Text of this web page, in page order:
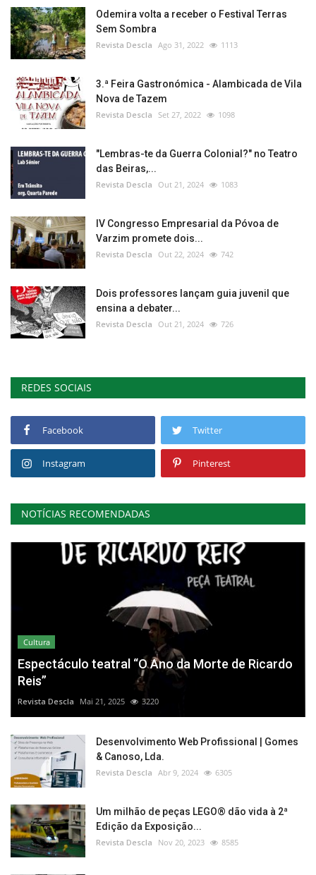
Odemira volta a receber o Festival Terras
Sem Sombra
Revista Descla Ago 31, 2022 1113
3.ª Feira Gastronómica - Alambicada de Vila
Nova de Tazem
Revista Descla Set 27, 2022 1098
"Lembras-te da Guerra Colonial?" no Teatro
das Beiras,...
Revista Descla Out 21, 2024 1083
IV Congresso Empresarial da Póvoa de
Varzim promete dois...
Revista Descla Out 22, 2024 742
Dois professores lançam guia juvenil que
ensina a debater...
Revista Descla Out 21, 2024 726
REDES SOCIAIS
Facebook Twitter
Instagram Pinterest
NOTÍCIAS RECOMENDADAS
Cultura
Espectáculo teatral “O Ano da Morte de Ricardo
Reis”
Revista Descla Mai 21, 2025 3220
Desenvolvimento Web Profissional | Gomes
& Canoso, Lda.
Revista Descla Abr 9, 2024 6305
Um milhão de peças LEGO® dão vida à 2ª
Edição da Exposição...
Revista Descla Nov 20, 2023 8585